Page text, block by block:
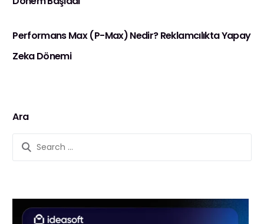
Performans Max (P-Max) Nedir? Reklamcılıkta Yapay
Zeka Dönemi
Ara